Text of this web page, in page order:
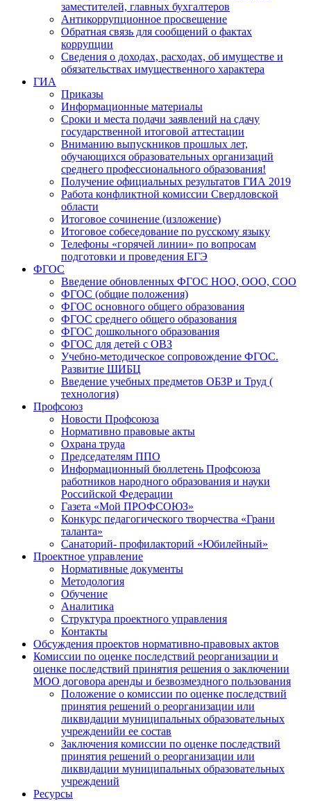
заместителей, главных бухгалтеров
Антикоррупционное просвещение
Обратная связь для сообщений о фактах
коррупции
Сведения о доходах, расходах, об имуществе и
обязательствах имущественного характера
ГИА
Приказы
Информационные материалы
Сроки и места подачи заявлений на сдачу
государственной итоговой аттестации
Вниманию выпускников прошлых лет,
обучающихся образовательных организаций
среднего профессионального образования!
Получение официальных результатов ГИА 2019
Работа конфликтной комиссии Свердловской
области
Итоговое сочинение (изложение)
Итоговое собеседование по русскому языку
Телефоны «горячей линии» по вопросам
подготовки и проведения ЕГЭ
ФГОС
Введение обновленных ФГОС НОО, ООО, СОО
ФГОС (общие положения)
ФГОС основного общего образования
ФГОС среднего общего образования
ФГОС дошкольного образования
ФГОС для детей с ОВЗ
Учебно-методическое сопровождение ФГОС.
Развитие ШИБЦ
Введение учебных предметов ОБЗР и Труд (
технология)
Профсоюз
Новости Профсоюза
Нормативно правовые акты
Охрана труда
Председателям ППО
Информационный бюллетень Профсоюза
работников народного образования и науки
Российской Федерации
Газета «Мой ПРОФСОЮЗ»
Конкурс педагогического творчества «Грани
таланта»
Санаторий- профилакторий «Юбилейный»
Проектное управление
Нормативные документы
Методология
Обучение
Аналитика
Структура проектного управления
Контакты
Обсуждения проектов нормативно-правовых актов
Комиссии по оценке последствий реорганизации и
оценке последствий принятия решения о заключении
МОО договора аренды и безвозмездного пользования
Положение о комиссии по оценке последствий
принятия решений о реорганизации или
ликвидации муниципальных образовательных
учрежденийи ее состав
Заключения комиссии по оценке последствий
принятия решений о реорганизации или
ликвидации муниципальных образовательных
учреждений
Ресурсы